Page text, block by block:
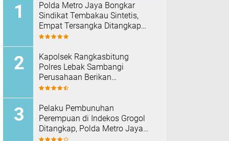
‎Polda Metro Jaya Bongkar
Sindikat Tembakau Sintetis,
Empat Tersangka Ditangkap
dan Hampir Satu Kilogram
Kapolsek Rangkasbitung
Polres Lebak Sambangi
Perusahaan Berikan
Himbauan Cegah Kebakaran
Pelaku Pembunuhan
Perempuan di Indekos Grogol
Ditangkap, Polda Metro Jaya
Sita Palu dan Sejumlah